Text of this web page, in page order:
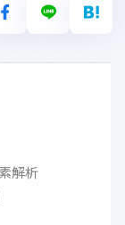
解析